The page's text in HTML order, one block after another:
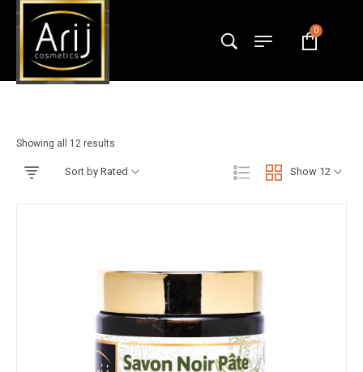
0
Showing all 12 results
Show 12
Sort by Rated